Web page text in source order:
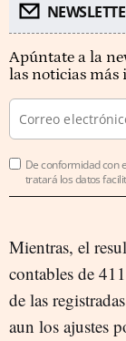
Apúntate a la
las noticias más
De conformidad con
tratará los datos
Mientras, el
contables de
de las
aun los ajustes